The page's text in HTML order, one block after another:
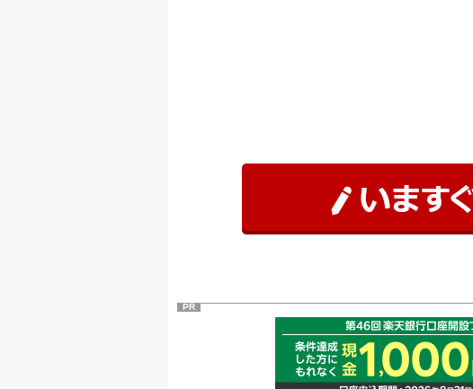
PR